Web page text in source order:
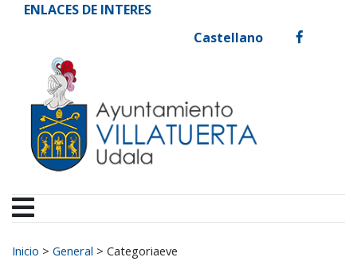
Ir al contenido
Ayuntamiento de
ENLACES DE INTERES
Castellano
facebook
Buscar:
Inicio > General > Categoriaeve